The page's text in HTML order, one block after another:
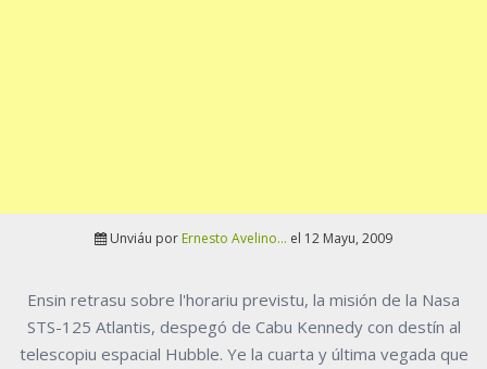
Unviáu por Ernesto Avelino... el 12 Mayu, 2009
Ensin retrasu sobre l'horariu previstu, la misión de la Nasa
STS-125 Atlantis, despegó de Cabu Kennedy con destín al
telescopiu espacial Hubble. Ye la cuarta y última vegada que